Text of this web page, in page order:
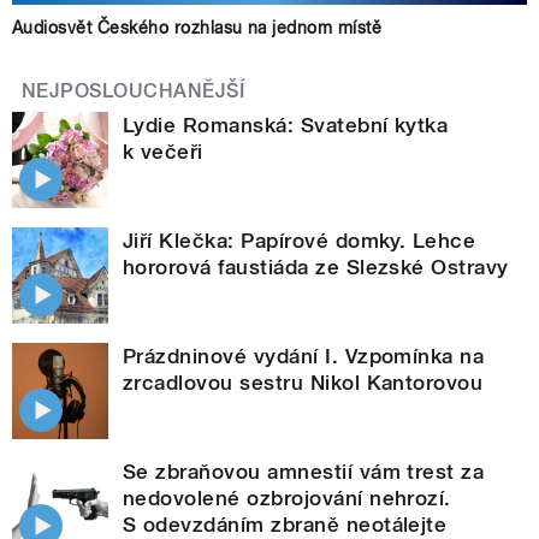
Audiosvět Českého rozhlasu na jednom místě
NEJPOSLOUCHANĚJŠÍ
Lydie Romanská: Svatební kytka
k večeři
Jiří Klečka: Papírové domky. Lehce
hororová faustiáda ze Slezské Ostravy
Prázdninové vydání I. Vzpomínka na
zrcadlovou sestru Nikol Kantorovou
Se zbraňovou amnestií vám trest za
nedovolené ozbrojování nehrozí.
S odevzdáním zbraně neotálejte